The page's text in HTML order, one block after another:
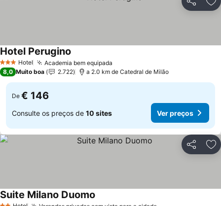
Partilhar
3 EstrelasHotel Academia bem equipada
Hotel Perugino
8,0 Muito boa 2.722 a 2.0 km de Catedral de Milão
De € 146
Consulte os preços de 10 sites Ver preços
Partilhar
Suite Milano Duomo